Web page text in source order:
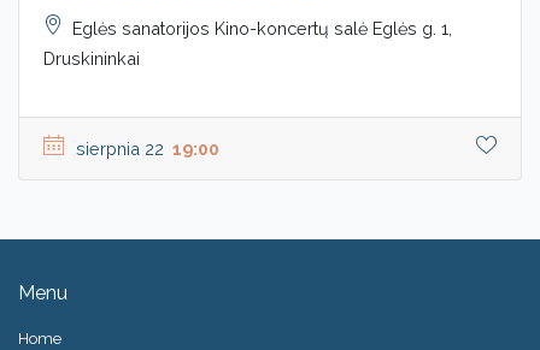
Eglės sanatorijos Kino-koncertų salė Eglės g. 1,
Druskininkai
sierpnia 22 19:00
Menu
Home